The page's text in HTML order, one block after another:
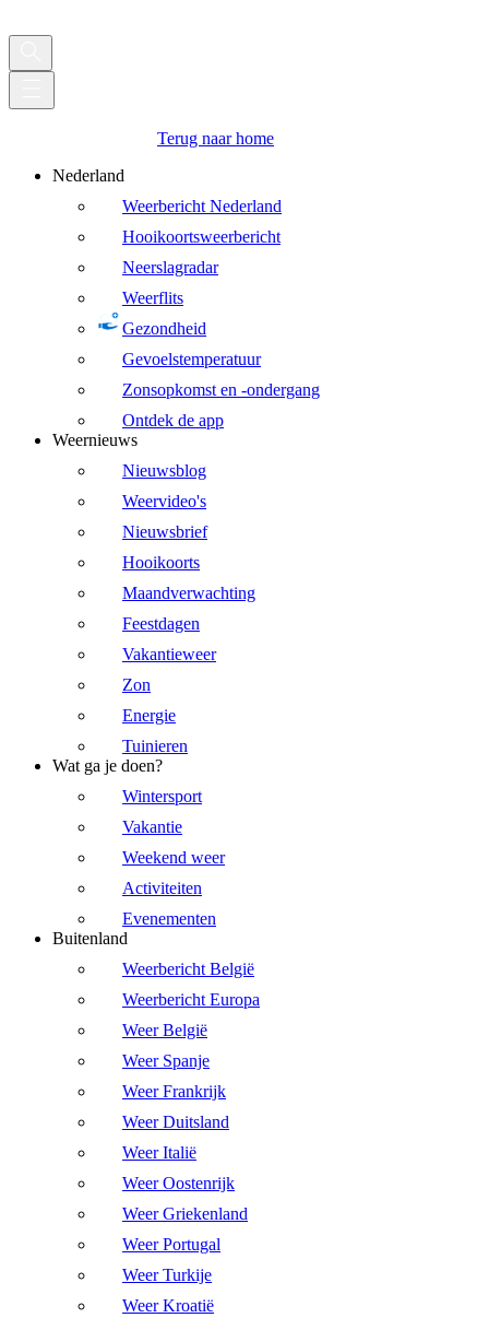
Terug naar home
Nederland
Weerbericht Nederland
Hooikoortsweerbericht
Neerslagradar
Weerflits
Gezondheid
Gevoelstemperatuur
Zonsopkomst en -ondergang
Ontdek de app
Weernieuws
Nieuwsblog
Weervideo's
Nieuwsbrief
Hooikoorts
Maandverwachting
Feestdagen
Vakantieweer
Zon
Energie
Tuinieren
Wat ga je doen?
Wintersport
Vakantie
Weekend weer
Activiteiten
Evenementen
Buitenland
Weerbericht België
Weerbericht Europa
Weer België
Weer Spanje
Weer Frankrijk
Weer Duitsland
Weer Italië
Weer Oostenrijk
Weer Griekenland
Weer Portugal
Weer Turkije
Weer Kroatië